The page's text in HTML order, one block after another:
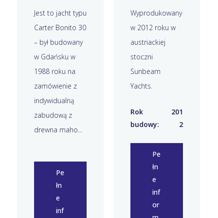
Jest to jacht typu
Carter Bonito 30
– był budowany
w Gdańsku w
1988 roku na
zamówienie z
indywidualną
zabudową z
drewna maho...
Pe
łn
e
inf
Wyprodukowany
w 2012 roku w
austriackiej
stoczni
Sunbeam
Yachts.
Rok
budowy:
201
2
Pe
łn
e
inf
or